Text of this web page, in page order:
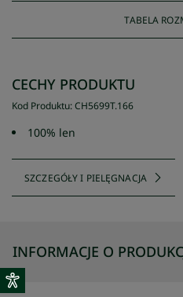
TABELA
CECHY PRODUKTU
Kod Produktu:CH5699T.166
100% len
SZCZEGÓŁY I PIELĘGNACJA
INFORMACJE O